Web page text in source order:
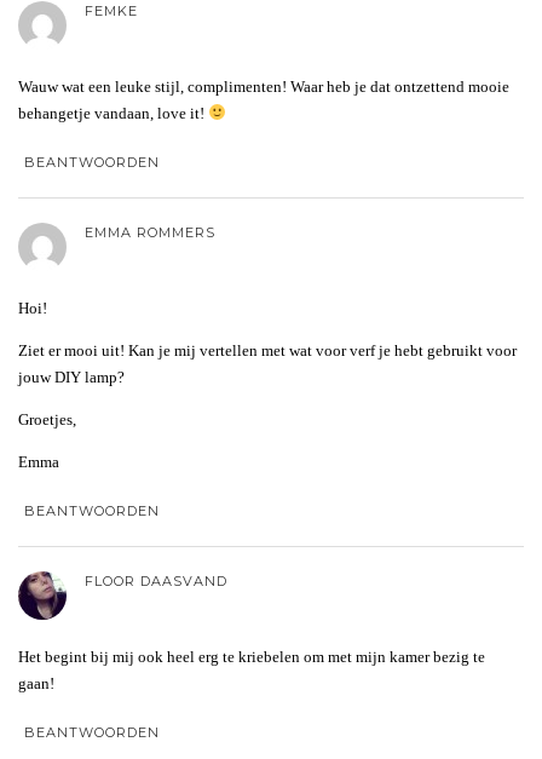
FEMKE
Wauw wat een leuke stijl, complimenten! Waar heb je dat ontzettend mooie
behangetje vandaan, love it!
BEANTWOORDEN
EMMA ROMMERS
Hoi!
Ziet er mooi uit! Kan je mij vertellen met wat voor verf je hebt gebruikt voor
jouw DIY lamp?
Groetjes,
Emma
BEANTWOORDEN
FLOOR DAASVAND
Het begint bij mij ook heel erg te kriebelen om met mijn kamer bezig te
gaan!
BEANTWOORDEN